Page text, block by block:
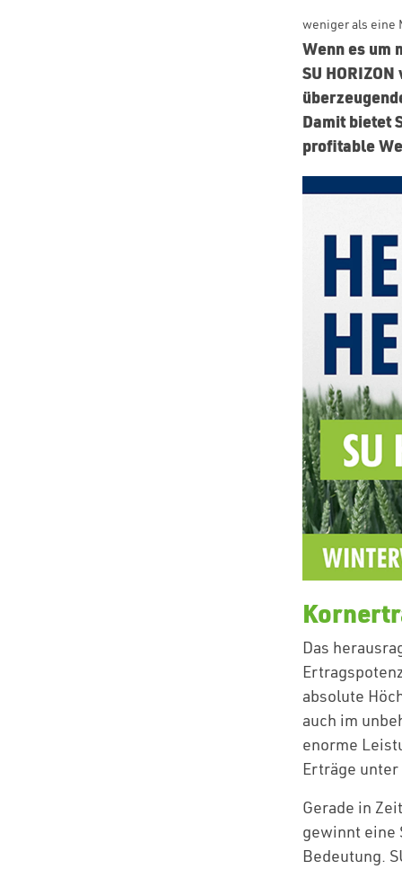
weniger als eine
Wenn es um
SU
Damit bietet
profitable
Das
absolute
auch im
enorme
Erträge
Gerade in
gewinnt eine
Bedeutung.